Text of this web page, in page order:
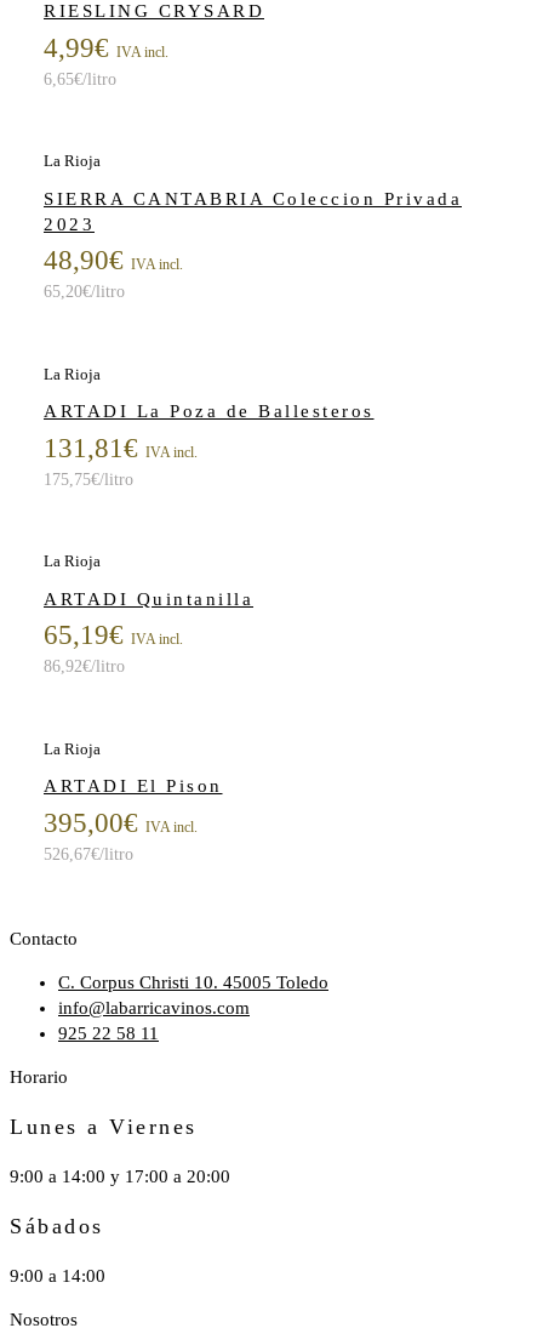
RIESLING CRYSARD
4,99€ IVA incl.
6,65€/litro
La Rioja
SIERRA CANTABRIA Coleccion Privada
2023
48,90€ IVA incl.
65,20€/litro
La Rioja
ARTADI La Poza de Ballesteros
131,81 € IVA incl.
175,75€/litro
La Rioja
ARTADI Quintanilla
65,19€ IVA incl.
86,92€/litro
La Rioja
ARTADI El Pison
395,00€ IVA incl.
526,67€/litro
Contacto
C. Corpus Christi 10. 45005 Toledo
info@labarricavinos.com
925 22 58 11
Horario
Lunes a Viernes
9:00 a 14:00 y 17:00 a 20:00
Sábados
9:00 a 14:00
Nosotros